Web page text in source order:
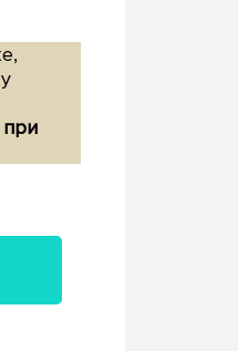
при